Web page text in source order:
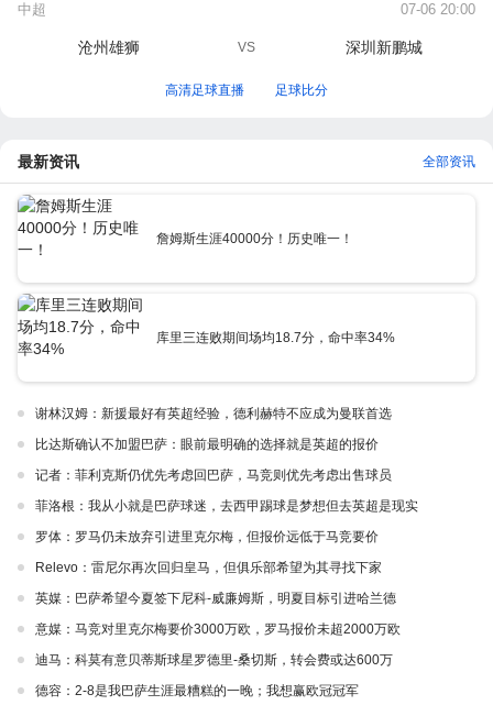
中超 07-06 20:00
沧州雄狮 VS 深圳新鹏城
高清足球直播 足球比分
最新资讯 全部资讯
詹姆斯生涯40000分！历史唯一！
库里三连败期间场均18.7分，命中率34%
谢林汉姆：新援最好有英超经验，德利赫特不应成为曼联首选
比达斯确认不加盟巴萨：眼前最明确的选择就是英超的报价
记者：菲利克斯仍优先考虑回巴萨，马竞则优先考虑出售球员
菲洛根：我从小就是巴萨球迷，去西甲踢球是梦想但去英超是现实
罗体：罗马仍未放弃引进里克尔梅，但报价远低于马竞要价
Relevo：雷尼尔再次回归皇马，但俱乐部希望为其寻找下家
英媒：巴萨希望今夏签下尼科-威廉姆斯，明夏目标引进哈兰德
意媒：马竞对里克尔梅要价3000万欧，罗马报价未超2000万欧
迪马：科莫有意贝蒂斯球星罗德里-桑切斯，转会费或达600万
德容：2-8是我巴萨生涯最糟糕的一晚；我想赢欧冠冠军